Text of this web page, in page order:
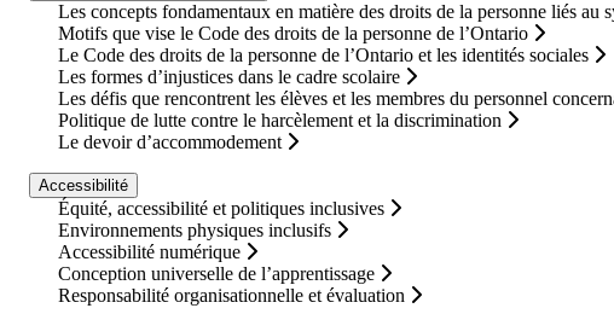
Les concepts fondamentaux en matière des droits de la personne liés au
Motifs que vise le Code des droits de la personne de l’Ontario
Le Code des droits de la personne de l’Ontario et les identités sociales
Les formes d’injustices dans le cadre scolaire
Les défis que rencontrent les élèves et les membres du personnel
Politique de lutte contre le harcèlement et la discrimination
Le devoir d’accommodement
Accessibilité
Équité, accessibilité et politiques inclusives
Environnements physiques inclusifs
Accessibilité numérique
Conception universelle de l’apprentissage
Responsabilité organisationnelle et évaluation